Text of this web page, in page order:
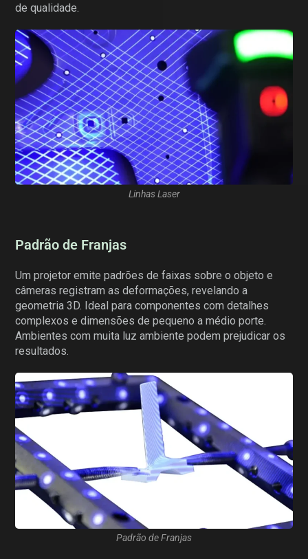
de qualidade.
Linhas Laser
Padrão de Franjas
Um projetor emite padrões de faixas sobre o objeto e
câmeras registram as deformações, revelando a
geometria 3D. Ideal para componentes com detalhes
complexos e dimensões de pequeno a médio porte.
Ambientes com muita luz ambiente podem prejudicar os
resultados.
Padrão de Franjas